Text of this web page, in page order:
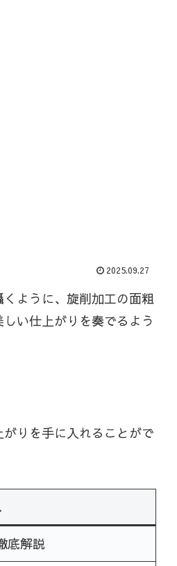
2025.09.27
ように、旋削加工の面粗
い仕上がりを奏でるよう
りを手に入れることがで
底解説